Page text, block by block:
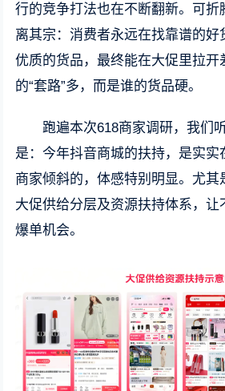
行的竞争打法也在不断翻新。可折
离其宗：消费者永远在找靠谱的好
优质的货品，最终能在大促里拉开
的“套路”多，而是谁的货品硬。
跑遍本次618商家调研，我们
是：今年抖音商城的扶持，是实实
商家倾斜的，体感特别明显。尤其
大促供给分层及资源扶持体系，让
爆单机会。